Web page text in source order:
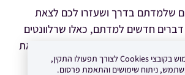
שלמדתם בדרך ושעזרו לכם לצאת
חדשים למדתם, כאלו שרלוונטים
וגם לחייהם של אחרים שישמעו את
האתר עושה שימוש בקובצי Cookies לצורך תפעולו התקין,
ניתוח שימושים והתאמת פרסום.